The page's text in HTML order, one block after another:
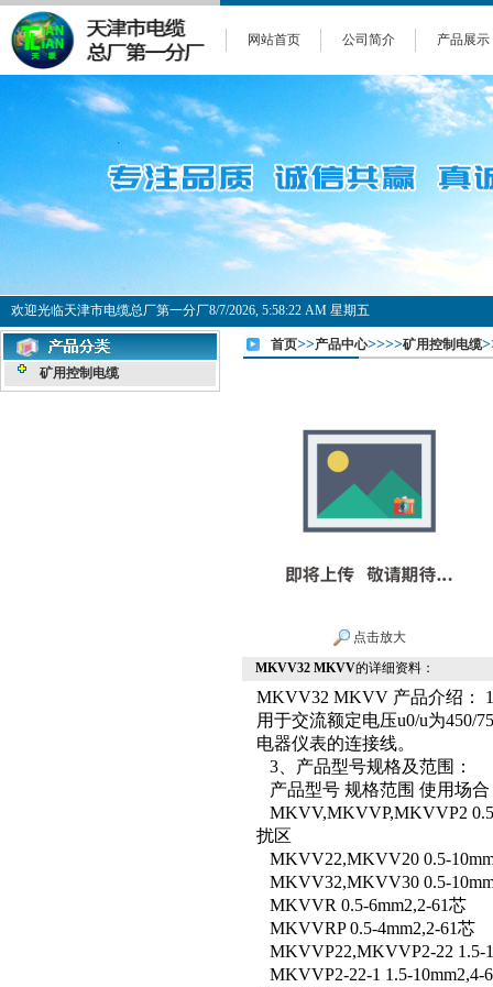
网站首页 公司简介 产品展示
欢迎光临天津市电缆总厂第一分厂8/7/2026, 5:58:22 AM 星期五
矿用控制电缆
首页>>产品中心>>>>矿用控制电缆
点击放大
MKVV32 MKVV的详细资料：
MKVV32 MKVV 产品介绍：
用于交流额定电压u0/u为450/
电器仪表的连接线。
3、产品型号规格及范围：
产品型号 规格范围 使用场合
MKVV,MKVVP,MKVVP2
扰区
MKVV22,MKVV20 0.5-
MKVV32,MKVV30 0.5-
MKVVR 0.5-6mm2,2-61芯
MKVVRP 0.5-4mm2,2-61芯
MKVVP22,MKVVP2-22 1.5-
MKVVP2-22-1 1.5-